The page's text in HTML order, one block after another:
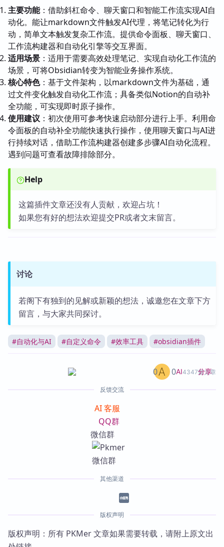
主要功能：借助斜杠命令、聊天窗口和智能工作流实现AI自
动化。能让markdown文件触发AI代理，将笔记转化为行
动，简单文本触发复杂工作流。提供命令面板、聊天窗口、
工作流构建器和自动化引擎等交互界面。
适用场景 ：适用于需要高效处理笔记、实现自动化工作流的
场景，可将Obsidian转变为智能业务操作系统。
核心特色：基于文件架构，以markdown文件为基础，通
过文件变化触发自动化工作流；具备类似Notion的自动补
全功能，可实现即时原子操作。
使用建议 ：初次使用可参考快速启动部分进行上手。利用命
令面板的自动补全功能快速执行操作，使用聊天窗口与AI进
行持续对话，借助工作流构建器创建多步骤AI自动化流程。
遇到问题可查看故障排除部分。
Help
这篇插件文章还没有人贡献，欢迎占坑！
如果您有好的想法欢迎提交PR或者文末留言。
讨论
若阁下有独到的见解或新颖的想法，诚邀您在文章下方
留言，与大家共同探讨。
#自动化与AI #自定义命令 #效率工具 #obsidian插件
AI4347篇文章
0 0 分享
反馈交流
AI 客服
QQ群
微信群
其他渠道
版权声明
版权声明：所有 PKMer 文章如果需要转载，请附上原文出